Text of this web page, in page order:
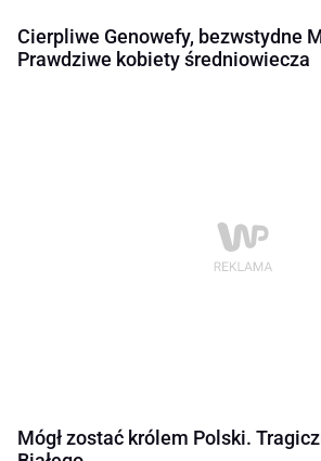
Cierpliwe Genowefy, bezwstydne
Prawdziwe kobiety średniowiecza
Mógł zostać królem Polski.